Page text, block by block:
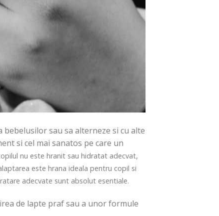
sau sa alterneze si cu alte
si cel mai sanatos pe care un
nu este hranit sau hidratat adecvat,
este hrana ideala pentru copil si
adecvate sunt absolut esentiale.
de lapte praf sau a unor formule